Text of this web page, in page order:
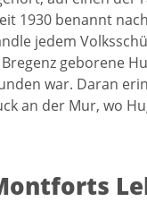
1930 benannt
jedem
geborene
war. Daran
an der Mur, wo